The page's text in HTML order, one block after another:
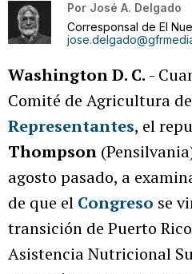
Por José A. Delgado
Corresponsal de El
Washington D. C. -
Comité de Agricultura
Representantes, el
Thompson
agosto pasado, a
de que el Congreso se
transición de Puerto
Asistencia Nutricional